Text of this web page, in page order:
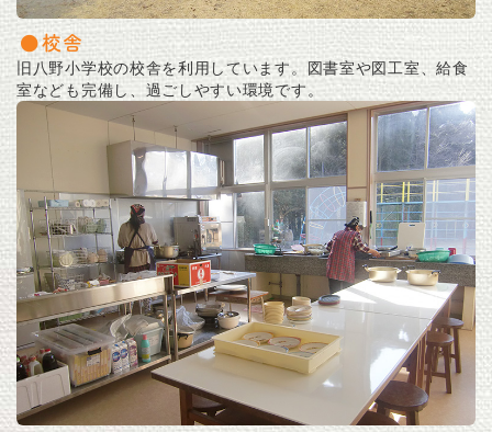
校舎
旧八野小学校の校舎を利用しています。図書室や図工室、給食
室なども完備し、過ごしやすい環境です。